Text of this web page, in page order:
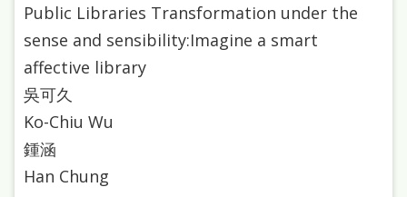
雙
語
詞
彙
台
北
Public Libraries Transformation under the
sense and sensibility:Imagine a smart
affective library
吳可久
Ko-Chiu Wu
鍾涵
Han Chung